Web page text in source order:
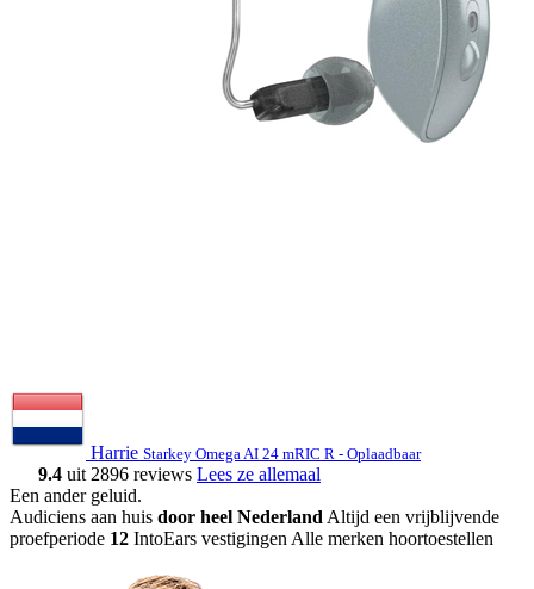
Harrie Starkey Omega AI 24 mRIC R - Oplaadbaar
9.4 uit 2896 reviews Lees ze allemaal
Een ander geluid.
Audiciens aan huis door heel Nederland Altijd een vrijblijvende
proefperiode 12 IntoEars vestigingen Alle merken hoortoestellen